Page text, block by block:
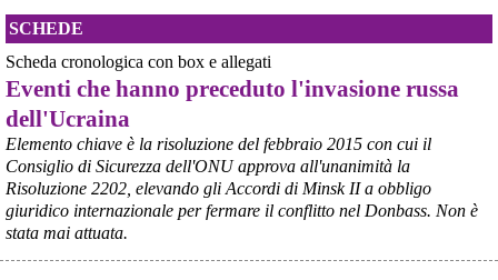
@peacelink - 9/8/2026 17:43
Il segretario dell'ONU Guterres ha condannato gli attacchi russi
contro Kiev come "una violazione del diritto internazionale
umanitario", definendo il 4 agosto la "giornata più letale" per i civili
ucraini dall'inizio dell'anno, con 17 morti e oltre 44 feriti in un solo
attacco .
Nei primi 6 mesi del 2026, l'ONU ha confermato quasi 1.400 civili
ucraini uccisi e quasi 8.000 feriti a causa degli attacchi russi , un
aumento del 37% rispetto allo stesso periodo del 2025
#Ucraina #ONU
SCHEDE
Scheda cronologica con box e allegati
Eventi che hanno preceduto l'invasione russa
dell'Ucraina
Elemento chiave è la risoluzione del febbraio 2015 con cui il
Consiglio di Sicurezza dell'ONU approva all'unanimità la
Risoluzione 2202, elevando gli Accordi di Minsk II a obbligo
giuridico internazionale per fermare il conflitto nel Donbass. Non è
stata mai attuata.